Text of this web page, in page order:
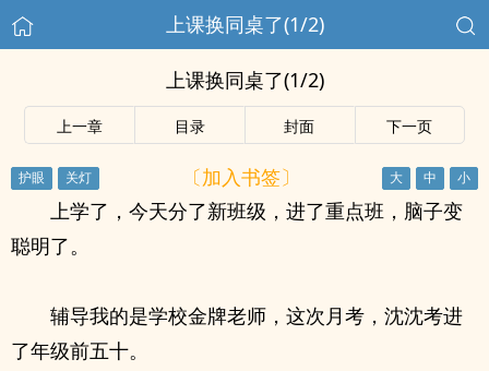
上课换同桌了(1/2)
上课换同桌了(1/2)
上一章 目录 封面 下一页
〔加入书签〕
上学了，今天分了新班级，进了重点班，脑子变
聪明了。
辅导我的是学校金牌老师，这次月考，沈沈考进
了年级前五十。